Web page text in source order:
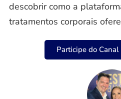
descobrir como a
tratamentos corporais
Participe do